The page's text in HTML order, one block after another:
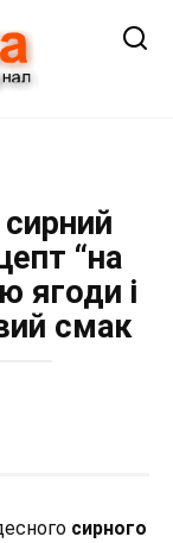
“на
ягоди і
смак
сирного